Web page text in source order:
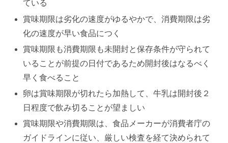
ている
賞味期限は劣化の速度がゆるやかで、消費期限は劣
化の速度が早い食品につく
賞味期限も消費期限も未開封と保存条件が守られて
いることが前提の日付であるため開封後はなるべく
早く食べること
卵は賞味期限が切れたら加熱して、牛乳は開封後２
日程度で飲み切ることが望ましい
賞味期限や消費期限は、食品メーカーが消費者庁の
ガイドラインに従い、厳しい検査を経て決められて